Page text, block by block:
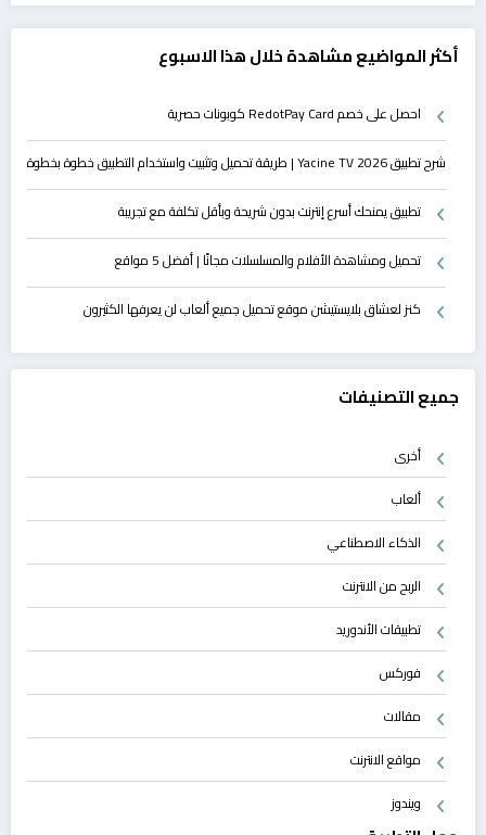
أكثر المواضيع مشاهدة خلال هذا الاسبوع
احصل على خصم RedotPay Card كوبونات حصرية
شرح تطبيق Yacine TV 2026 | طريقة تحميل وتثبيت واستخدام التطبيق خطوة بخطوة
تطبيق يمنحك أسرع إنترنت بدون شريحة وبأقل تكلفة مع تجريبة
تحميل ومشاهدة الأفلام والمسلسلات مجانًا | أفضل 5 مواقع
كنز لعشاق بلايستيشن موقع تحميل جميع ألعاب لن يعرفها الكثيرون
جميع التصنيفات
أخرى
ألعاب
الذكاء الاصطناعي
الربح من الانترنت
تطبيقات الأندوريد
فوركس
مقالات
مواقع الانترنت
ويندوز